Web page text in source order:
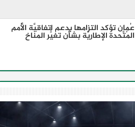
عُمان تؤكد التزامها بدعم اتفاقيَّة الأُمم
المُتَّحدة الإطاريَّة بشأن تغيُّر المناخ